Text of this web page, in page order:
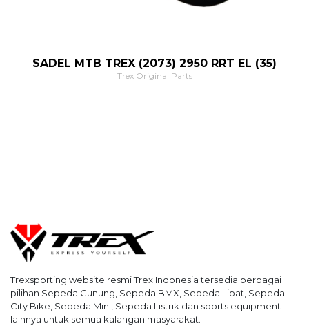
SADEL MTB TREX (2073) 2950 RRT EL (35)
Trex Original Parts
Trexsporting website resmi Trex Indonesia tersedia berbagai
pilihan Sepeda Gunung, Sepeda BMX, Sepeda Lipat, Sepeda
City Bike, Sepeda Mini, Sepeda Listrik dan sports equipment
lainnya untuk semua kalangan masyarakat.